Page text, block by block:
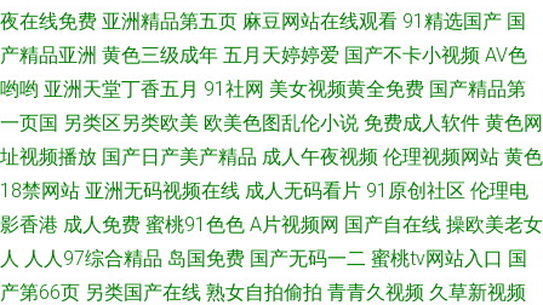
夜在线免费 亚洲精品第五页 麻豆网站在线观看 91精选国产 国
产精品亚洲 黄色三级成年 五月天婷婷爱 国产不卡小视频 AV色
哟哟 亚洲天堂丁香五月 91社网 美女视频黄全免费 国产精品第
一页国 另类区另类欧美 欧美色图乱伦小说 免费成人软件 黄色网
址视频播放 国产日产美产精品 成人午夜视频 伦理视频网站 黄色
18禁网站 亚洲无码视频在线 成人无码看片 91原创社区 伦理电
影香港 成人免费 蜜桃91色色 A片视频网 国产自在线 操欧美老女
人 人人97综合精品 岛国免费 国产无码一二 蜜桃tv网站入口 国
产第66页 另类国产在线 熟女自拍偷拍 青青久视频 久草新视频